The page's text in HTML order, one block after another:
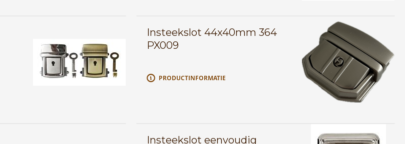
Insteekslot 44x40mm 364
PX009
PRODUCTINFORMATIE
Insteekslot eenvoudig